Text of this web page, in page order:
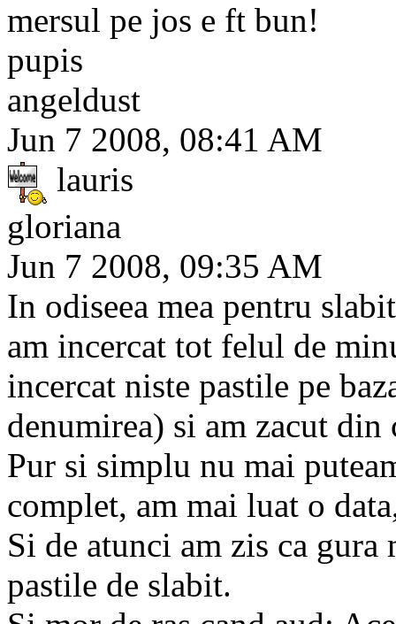
mersul pe jos e ft bun!
pupis
angeldust
Jun 7 2008, 08:41 AM
lauris
gloriana
Jun 7 2008, 09:35 AM
In odiseea mea pentru
am incercat tot felul de
incercat niste pastile pe
denumirea) si am zacut
Pur si simplu nu mai
complet, am mai luat o
Si de atunci am zis ca gura
pastile de slabit.